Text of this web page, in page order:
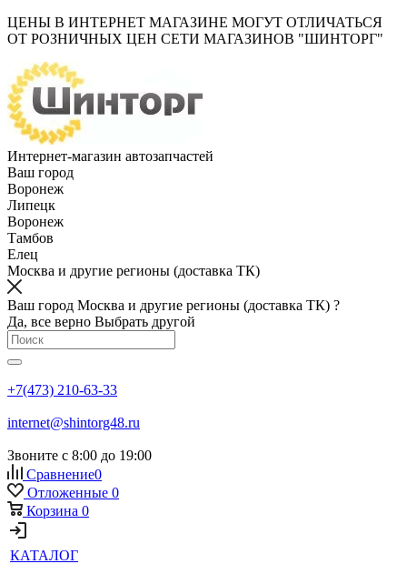
ЦЕНЫ В ИНТЕРНЕТ МАГАЗИНЕ МОГУТ ОТЛИЧАТЬСЯ
ОТ РОЗНИЧНЫХ ЦЕН СЕТИ МАГАЗИНОВ "ШИНТОРГ"
Интернет-магазин автозапчастей
Ваш город
Воронеж
Липецк
Воронеж
Тамбов
Елец
Москва и другие регионы (доставка ТК)
Ваш город Москва и другие регионы (доставка ТК) ?
Да, все верно Выбрать другой
+7(473) 210-63-33
internet@shintorg48.ru
Звоните с 8:00 до 19:00
Сравнение0
Отложенные 0
Корзина 0
КАТАЛОГ